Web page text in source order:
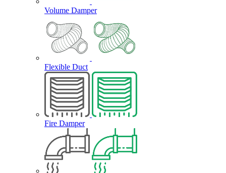
Volume Damper
Flexible Duct
Fire Damper